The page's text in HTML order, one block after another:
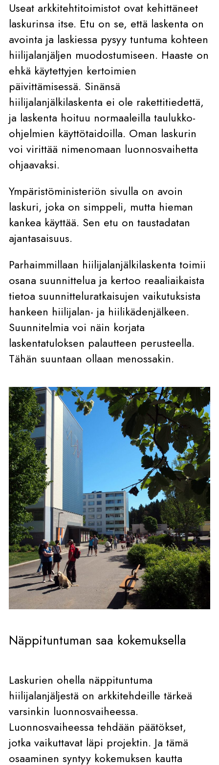
Useat arkkitehtitoimistot ovat kehittäneet
laskurinsa itse. Etu on se, että laskenta on
avointa ja laskiessa pysyy tuntuma kohteen
hiilijalanjäljen muodostumiseen. Haaste on
ehkä käytettyjen kertoimien
päivittämisessä. Sinänsä
hiilijalanjälkilaskenta ei ole rakettitiedettä,
ja laskenta hoituu normaaleilla taulukko-
ohjelmien käyttötaidoilla. Oman laskurin
voi virittää nimenomaan luonnosvaihetta
ohjaavaksi.
Ympäristöministeriön sivulla on avoin
laskuri, joka on simppeli, mutta hieman
kankea käyttää. Sen etu on taustadatan
ajantasaisuus.
Parhaimmillaan hiilijalanjälkilaskenta toimii
osana suunnittelua ja kertoo reaaliaikaista
tietoa suunnitteluratkaisujen vaikutuksista
hankeen hiilijalan- ja hiilikädenjälkeen.
Suunnitelmia voi näin korjata
laskentatuloksen palautteen perusteella.
Tähän suuntaan ollaan menossakin.
Näppituntuman saa kokemuksella
Laskurien ohella näppituntuma
hiilijalanjäljestä on arkkitehdeille tärkeä
varsinkin luonnosvaiheessa.
Luonnosvaiheessa tehdään päätökset,
jotka vaikuttavat läpi projektin. Ja tämä
osaaminen syntyy kokemuksen kautta